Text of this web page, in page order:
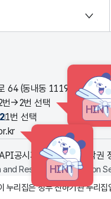
64 (동내동 1119번지) 한국
번→2번 선택
HINT
1번 선택
HINT
공시자료 다운로드저작권
Research Information
누리집은 정부 산하기관 누리집